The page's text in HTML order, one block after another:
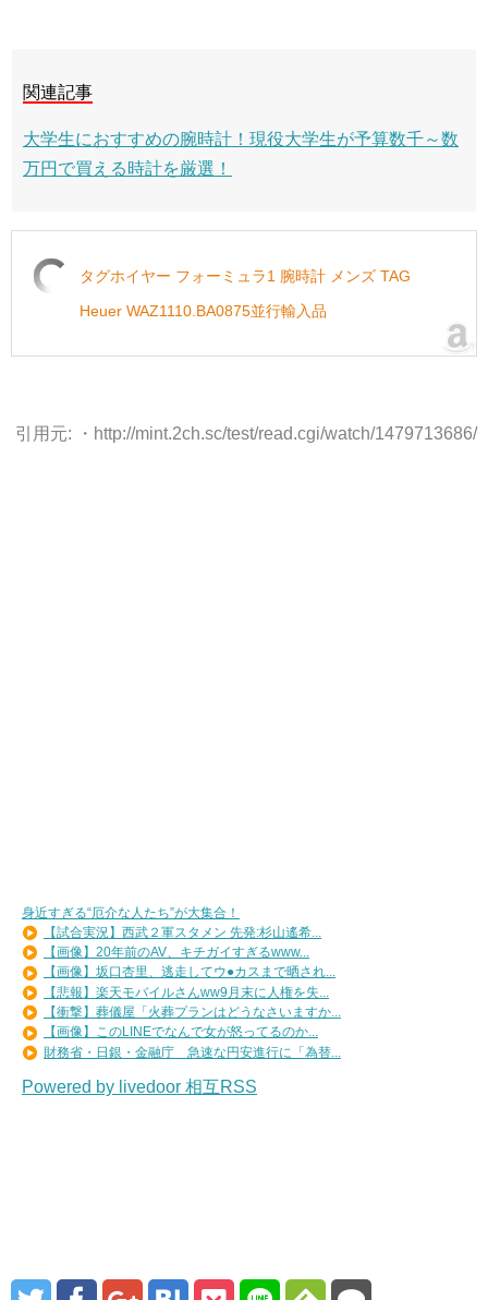
関連記事
大学生におすすめの腕時計！現役大学生が予算数千～数
万円で買える時計を厳選！
タグホイヤー フォーミュラ1 腕時計 メンズ TAG
Heuer WAZ1110.BA0875並行輸入品
引用元: ・http://mint.2ch.sc/test/read.cgi/watch/1479713686/
身近すぎる“厄介な人たち”が大集合！
【試合実況】西武２軍スタメン 先発:杉山遙希...
【画像】20年前のAV、キチガイすぎるwww...
【画像】坂口杏里、逃走してウ●カスまで晒され...
【悲報】楽天モバイルさんww9月末に人権を失...
【衝撃】葬儀屋「火葬プランはどうなさいますか...
【画像】このLINEでなんで女が怒ってるのか...
財務省・日銀・金融庁 急速な円安進行に「為替...
Powered by livedoor 相互RSS